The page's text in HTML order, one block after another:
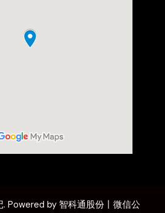
Powered by 智科通股份丨微信公